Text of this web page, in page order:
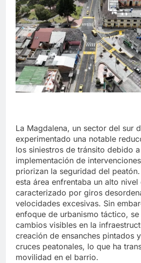
La Magdalena, un sector del sur
experimentado una notable
los siniestros de tránsito debido
implementación de
priorizan la seguridad del
esta área enfrentaba un alto
caracterizado por giros
velocidades excesivas. Sin
enfoque de urbanismo táctico,
cambios visibles en la
creación de ensanches pintados
cruces peatonales, lo que ha
movilidad en el barrio.